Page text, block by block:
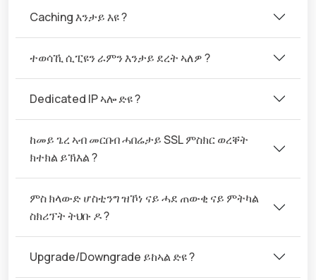
Caching እንታይ እዩ ?
ተወሳኺ ሲፒዩን ራምን እንታይ ደረት ኣለዎ ?
Dedicated IP ኣሎ ድዩ ?
ከመይ ጌረ ኣብ መርበብ ሓበሬታይ SSL ምስክር ወረቐት
ክተክል ይኽእል ?
ምስ ክላውድ ሆስቲንግ ዝኾነ ናይ ሓደ ጠውቂ ናይ ምትካል
ስክሪፕት ትህቡ ዶ ?
Upgrade/Downgrade ይከኣል ድዩ ?